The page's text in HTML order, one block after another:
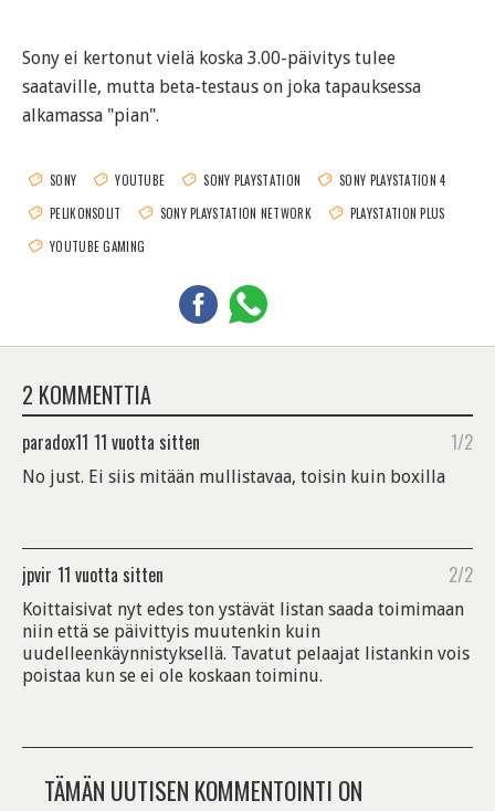
Sony ei kertonut vielä koska 3.00-päivitys tulee
saataville, mutta beta-testaus on joka tapauksessa
alkamassa "pian".
SONY YOUTUBE SONY PLAYSTATION
SONY PLAYSTATION 4
PELIKONSOLIT
SONY PLAYSTATION NETWORK
PLAYSTATION PLUS
YOUTUBE GAMING
2 KOMMENTTIA
paradox11 11 vuotta sitten 1/2
No just. Ei siis mitään mullistavaa, toisin kuin boxilla
jpvir 11 vuotta sitten 2/2
Koittaisivat nyt edes ton ystävät listan saada toimimaan
niin että se päivittyis muutenkin kuin
uudelleenkäynnistyksellä. Tavatut pelaajat listankin vois
poistaa kun se ei ole koskaan toiminu.
TÄMÄN UUTISEN KOMMENTOINTI ON